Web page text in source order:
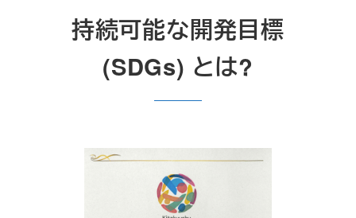
持続可能な開発目標
(SDGs) とは?